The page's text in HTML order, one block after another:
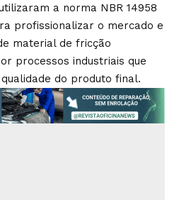
a norma NBR 14958
profissionalizar o mercado e
material de fricção
processos industriais que
do produto final.